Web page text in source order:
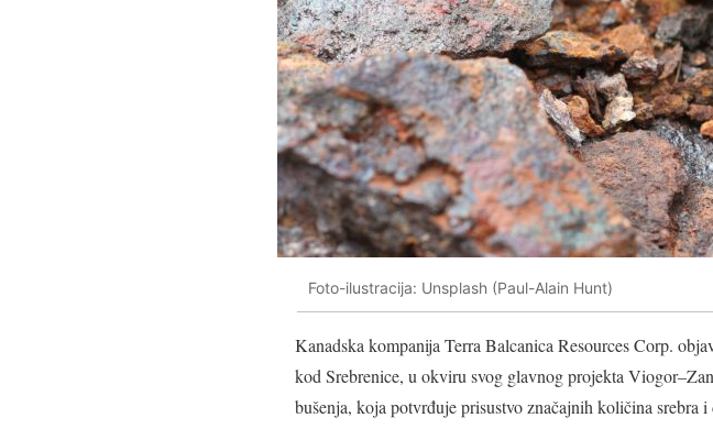
Foto-ilustracija: Unsplash (Paul-Alain Hunt)
Kanadska kompanija Terra Balcanica Resources Corp.
kod Srebrenice, u okviru svog glavnog projekta
bušenja, koja potvrđuje prisustvo značajnih količina srebra